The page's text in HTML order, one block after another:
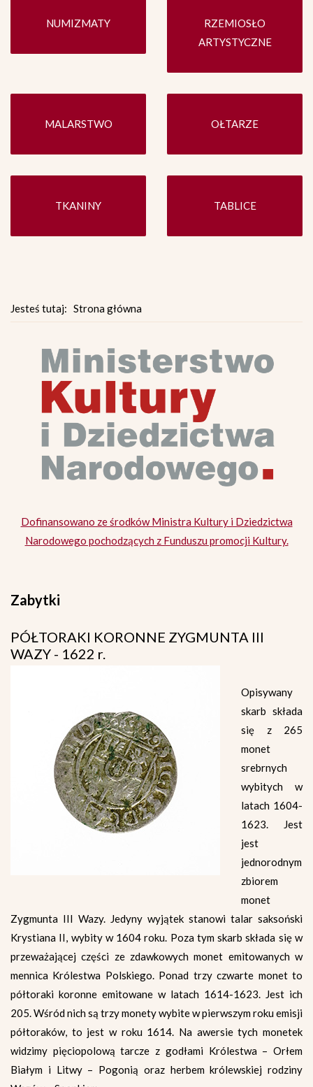
NUMIZMATY
RZEMIOSŁO
ARTYSTYCZNE
MALARSTWO
TKANINY
OŁTARZE
TABLICE
Jesteś tutaj: Strona główna
Dofinansowano ze środków Ministra Kultury i Dziedzictwa
Narodowego pochodzących z Funduszu promocji Kultury.
Zabytki
PÓŁTORAKI KORONNE ZYGMUNTA III
WAZY - 1622 r.
Opisywany
skarb składa
się z 265
monet
srebrnych
wybitych w
latach 1604-
1623. Jest
jest
jednorodnym
zbiorem
monet
Zygmunta III Wazy. Jedyny wyjątek stanowi talar saksoński
Krystiana II, wybity w 1604 roku. Poza tym skarb składa się w
przeważającej części ze zdawkowych monet emitowanych w
mennica Królestwa Polskiego. Ponad trzy czwarte monet to
półtoraki koronne emitowane w latach 1614-1623. Jest ich
205. Wśród nich są trzy monety wybite w pierwszym roku emisji
półtoraków, to jest w roku 1614. Na awersie tych monetek
widzimy pięciopolową tarcze z godłami Królestwa – Orłem
Białym i Litwy – Pogonią oraz herbem królewskiej rodziny